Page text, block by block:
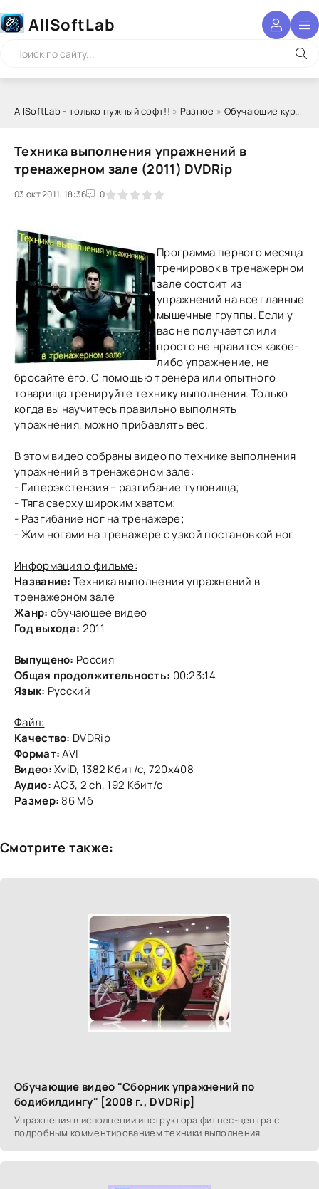
AllSoftLab
AllSoftLab - только нужный софт!! » Разное » Обучающие курсы
Техника выполнения упражнений в
тренажерном зале (2011) DVDRip
03 окт 2011, 18:36 0
1 2 3 4 5
Программа первого месяца
тренировок в тренажерном
зале состоит из
упражнений на все главные
мышечные группы. Если у
вас не получается или
просто не нравится какое-
либо упражнение, не
бросайте его. С помощью тренера или опытного
товарища тренируйте технику выполнения. Только
когда вы научитесь правильно выполнять
упражнения, можно прибавлять вес.
В этом видео собраны видео по технике выполнения
упражнений в тренажерном зале:
- Гиперэкстензия – разгибание туловища;
- Тяга сверху широким хватом;
- Разгибание ног на тренажере;
- Жим ногами на тренажере с узкой постановкой ног
Информация о фильме:
Название: Техника выполнения упражнений в
тренажерном зале
Жанр: обучающее видео
Год выхода: 2011
Выпущено: Россия
Общая продолжительность: 00:23:14
Язык: Русский
Файл:
Качество: DVDRip
Формат:AVI
Видео:XviD, 1382 Кбит/с, 720x408
Аудио:AC3, 2 ch, 192 Кбит/с
Размер: 86 Мб
Смотрите также:
Обучающие видео "Сборник упражнений по
бодибилдингу" [2008 г., DVDRip]
Упражнения в исполнении инструктора фитнес-центра с
подробным комментированием техники выполнения.